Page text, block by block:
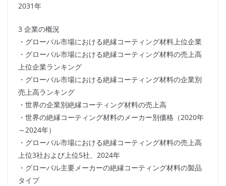
2031年
3 企業の概況
・グローバル市場における絶縁コーティング材料上位企業
・グローバル市場における絶縁コーティング材料の売上高
上位企業ランキング
・グローバル市場における絶縁コーティング材料の企業別
売上高ランキング
・世界の企業別絶縁コーティング材料の売上高
・世界の絶縁コーティング材料のメーカー別価格（2020年
～2024年）
・グローバル市場における絶縁コーティング材料の売上高
上位3社および上位5社、2024年
・グローバル主要メーカーの絶縁コーティング材料の製品
タイプ